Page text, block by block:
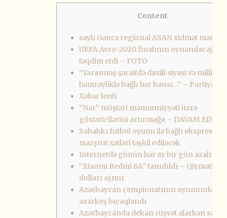
Content
saylı Gəncə regional ASAN xidmət mərkəzi
UEFA Avro-2020 finalının oynanılacağı
təqdim etdi – FOTO
“Yaranmış şəraitdə daxili siyasi və milli
həmrəyliklə bağlı hər hansı…” – Partiya
Xəbər lenti
“Nar” müştəri məmnuniyyəti üzrə
göstəricilərini artırmağa – DAVAM EDİR
Sabahkı futbol oyunu ilə bağlı ekspres
marşrut xətləri təşkil ediləcək
Internetdə günün hər ay bir gün azalmasi
“Xiaomi Redmi 8A” tanıdıldı – Qiyməti 100
dolları aşmır
Azərbaycan çempionatının oyunundan
azarkeş bıçaqlandı
Azərbaycanda dekan rüşvət alarkən